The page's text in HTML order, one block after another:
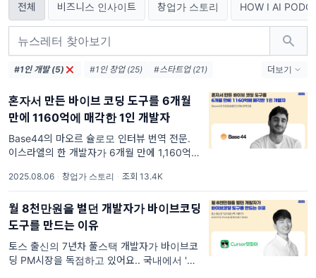
전체 비즈니스 인사이트 창업가 스토리 HOW I AI
#1인 개발 (5) #1인 창업 (25)
#스타트업 (21)
#바이브코딩 (7)
#인디해커 (6)
#뉴스레터 (5)
#크리에이터 (5)
#비즈니스 (4)
#솔로프리너 (4)
#자동화 (4)
#디자인 (4) #1인기업 (4)
더보기
혼자서 만든 바이브 코딩 도구를 6개월
만에 1160억에 매각한 1인 개발자
Base44의 마오르 슐로모 인터뷰 번역 전문.
이스라엘의 한 개발자가 6개월 만에 1,160억
SNS에서 꽤 유명한 이야기가 되었죠. 매각의
주인공은, 마오르 슐로모(Maor Shl
2025.08.06 · 창업가 스토리 · 조회 13.4K
월 8천만원을 벌던 개발자가 바이브코딩
도구를 만드는 이유
토스 출신의 7년차 풀스택 개발자가 바이브코
딩 PM시장을 독점하고 있어요.. 국내에서 '거